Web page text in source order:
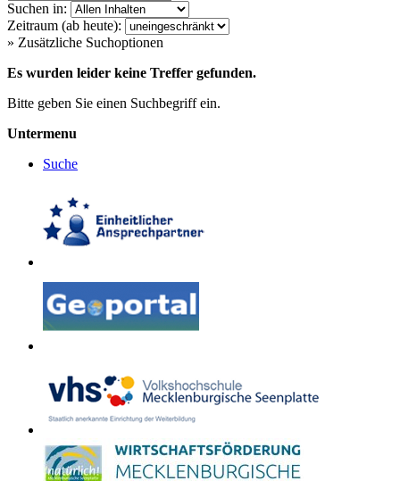
Suchen in:
Zeitraum (ab heute):
» Zusätzliche Suchoptionen
Es wurden leider keine Treffer gefunden.
Bitte geben Sie einen Suchbegriff ein.
Untermenu
Suche